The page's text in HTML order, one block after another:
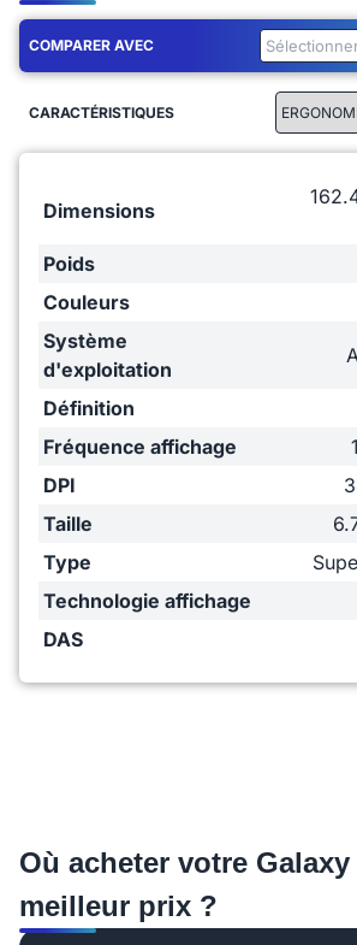
COMPARER AVEC
CARACTÉRISTIQUES
Dimensions
Poids
Couleurs
Système
d'exploitation
Définition
Fréquence affichage
DPI
Taille
Type
Technologie affichage
DAS
Où acheter votre Galaxy
meilleur prix ?